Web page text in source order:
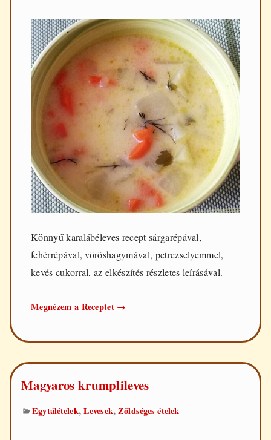
Könnyű karalábéleves recept sárgarépával,
fehérrépával, vöröshagymával, petrezselyemmel,
kevés cukorral, az elkészítés részletes leírásával.
Megnézem a Receptet Könnyű
→
Magyaros krumplileves
Egytálételek,Levesek,Zöldséges ételek